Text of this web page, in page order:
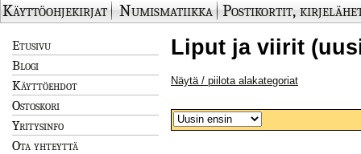
Käyttöohjekirjat
Numismatiikka Postikortit,
Etusivu
Blogi
Käyttöehdot
Ostoskori
Yritysinfo
Ota yhteyttä
Liput ja viirit
Näytä / piilota alakategoriat